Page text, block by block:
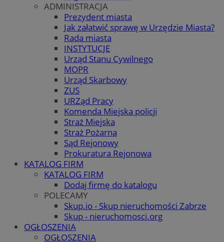
ADMINISTRACJA
Prezydent miasta
Jak załatwić sprawę w Urzędzie Miasta?
Rada miasta
INSTYTUCJE
Urząd Stanu Cywilnego
MOPR
Urząd Skarbowy
ZUS
URZąd Pracy
Komenda Miejska policji
Straż Miejska
Straż Pożarna
Sąd Rejonowy
Prokuratura Rejonowa
KATALOG FIRM
KATALOG FIRM
Dodaj firmę do katalogu
POLECAMY
Skup.io - Skup nieruchomości Zabrze
Skup - nieruchomosci.org
OGŁOSZENIA
OGŁOSZENIA